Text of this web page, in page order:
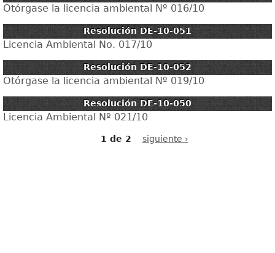
Otórgase la licencia ambiental Nº 016/10
Resolución DE-10-051
Licencia Ambiental No. 017/10
Resolución DE-10-052
Otórgase la licencia ambiental Nº 019/10
Resolución DE-10-050
Licencia Ambiental Nº 021/10
1 de 2 siguiente ›